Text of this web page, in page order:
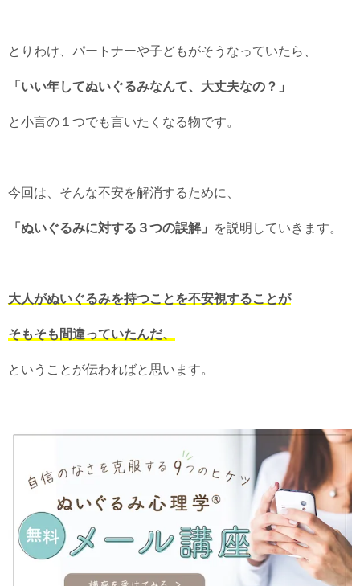
とりわけ、パートナーや子どもがそうなっていたら、
「いい年してぬいぐるみなんて、大丈夫なの？」
と小言の１つでも言いたくなる物です。
今回は、そんな不安を解消するために、
「ぬいぐるみに対する３つの誤解」 を説明していきます。
大人がぬいぐるみを持つことを不安視することが
そもそも間違っていたんだ、
ということが伝わればと思います。